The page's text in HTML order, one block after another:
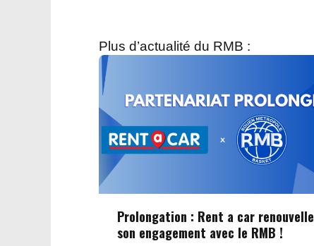
Plus d’actualité du RMB :
Prolongation : Rent a car renouvelle
son engagement avec le RMB !